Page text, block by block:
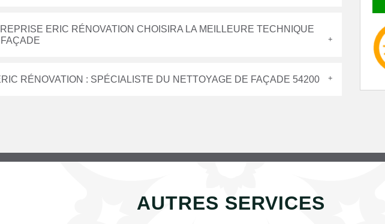
ERIC RÉNOVATION CHOISIRA LA MEILLEURE TECHNIQUE
RÉNOVATION : SPÉCIALISTE DU NETTOYAGE DE FAÇADE 54200
AUTRES SERVICES